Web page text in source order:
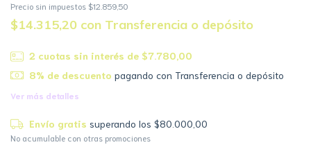
Precio sin impuestos $12.859,50
$14.315,20 con Transferencia o depósito
2 cuotas sin interés de $7.780,00
8% de descuento pagando con Transferencia o depósito
Ver más detalles
Envío gratis superando los $80.000,00
No acumulable con otras promociones